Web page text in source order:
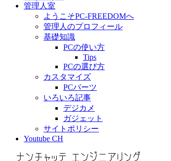
管理人室
ようこそPC-FREEDOMへ
管理人のプロフィール
基礎知識
PCの使い方
Tips
PCの選び方
カスタマイズ
PCパーツ
いろいろ記事
デジカメ
ガジェット
サイトポリシー
Youtube CH